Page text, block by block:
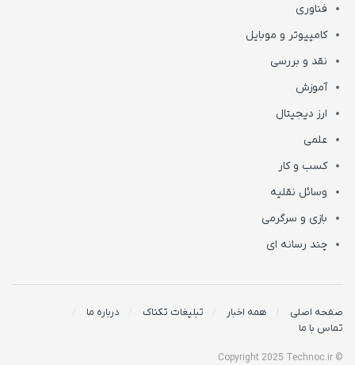
فناوری
کامپیوتر و موبایل
نقد و بررسی
آموزش
ارز دیجیتال
علمی
کسب و کار
وسائل نقلیه
بازی و سرگرمی
چند رسانه ای
صفحه اصلی همه اخبار تبلیغات تکناک
درباره ما
تماس با ما
© Copyright 2025 Technoc.ir